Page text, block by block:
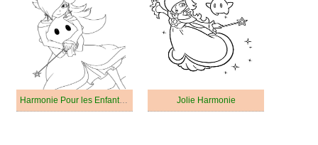
Harmonie Pour les Enfants de 2 Ans Jolie Harmonie